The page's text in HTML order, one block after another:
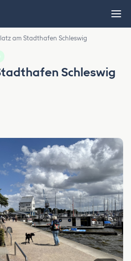
am Stadthafen Schleswig
Schleswig